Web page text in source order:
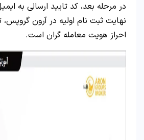
در مرحله بعد، کد تایید ارسالی به
نهایت ثبت نام اولیه در آرون
احراز هویت معامله گران است.